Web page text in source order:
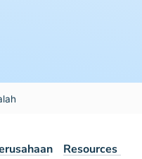
Resources